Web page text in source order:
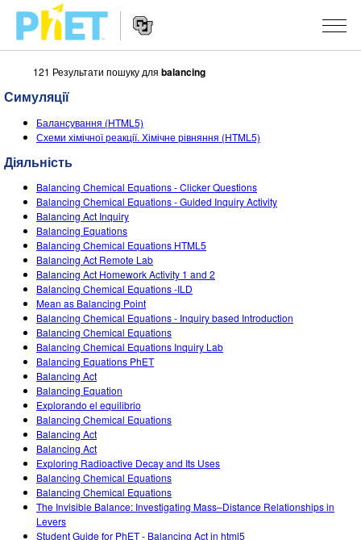
Пошук
сайті
PhET
Navigation
СИМУЛЯЦІЇ
Фізика
Математика
Хімія
Вивчення Землі
Біологія
Перекладені симуляції
Customizable Sims
About Studio
Customizable Sims
Start a Free Trial
Purchase a License
ВИКЛАДАННЯ
Знайди за класифікатором
Поділіться своїми розробками
Activity Contribution Guidelines
Virtual Workshops
Professional Learning with PhET
Teaching with PhET
ДОСЛІДЖЕННЯ
ІНІЦІАТИВИ
Інклюзія
PhET Global
Data Fluency
DEIB in STEM Ed
SceneryStack OSE
Impact Report
УВІЙТИ / РЕЄСТРАІЦЯ
УВІЙТИ / РЕЄСТРАІЦЯ
121 Результати пошуку для balancing
Симуляції
Балансування (HTML5)
Схеми хімічної реакції. Хімічне рівняння (HTML5)
Діяльність
Balancing Chemical Equations - Clicker Questions
Balancing Chemical Equations - Guided Inquiry Activity
Balancing Act Inquiry
Balancing Equations
Balancing Chemical Equations HTML5
Balancing Act Remote Lab
Balancing Act Homework Activity 1 and 2
Balancing Chemical Equations -ILD
Mean as Balancing Point
Balancing Chemical Equations - Inquiry based Introduction
Balancing Chemical Equations
Balancing Chemical Equations Inquiry Lab
Balancing Equations PhET
Balancing Act
Balancing Equation
Explorando el equilibrio
Balancing Chemical Equations
Balancing Act
Balancing Act
Exploring Radioactive Decay and Its Uses
Balancing Chemical Equations
Balancing Chemical Equations
The Invisible Balance: Investigating Mass–Distance Relationships in
Levers
Student Guide for PhET - Balancing Act in html5